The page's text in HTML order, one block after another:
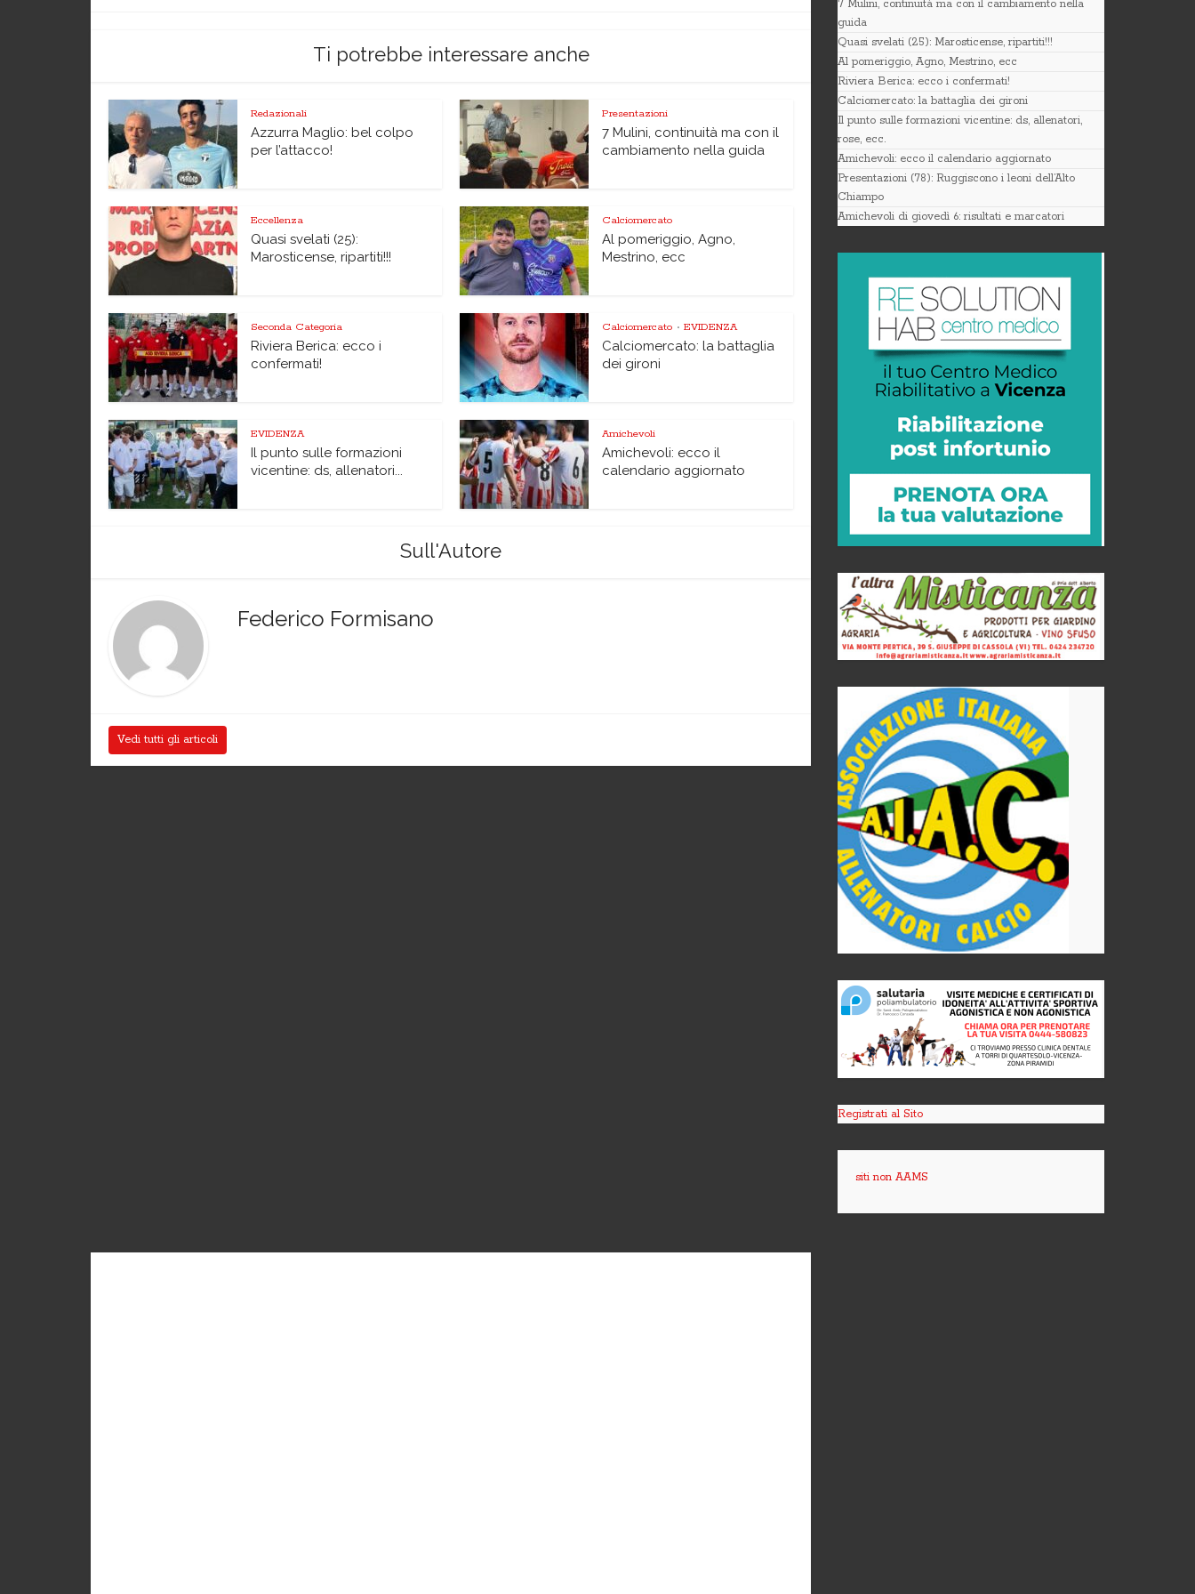
Ti potrebbe interessare anche
Redazionali
Azzurra Maglio: bel colpo
per l’attacco!
Presentazioni
7 Mulini, continuità ma con il
cambiamento nella guida
Eccellenza
Quasi svelati (25):
Marosticense, ripartiti!!!
Calciomercato
Al pomeriggio, Agno,
Mestrino, ecc
Seconda Categoria
Riviera Berica: ecco i
confermati!
Calciomercato • EVIDENZA
Calciomercato: la battaglia
dei gironi
EVIDENZA
Il punto sulle formazioni
vicentine: ds, allenatori...
Amichevoli
Amichevoli: ecco il
calendario aggiornato
Sull'Autore
Federico Formisano
Vedi tutti gli articoli
7 Mulini, continuità ma con il cambiamento nella
guida
Quasi svelati (25): Marosticense, ripartiti!!!
Al pomeriggio, Agno, Mestrino, ecc
Riviera Berica: ecco i confermati!
Calciomercato: la battaglia dei gironi
Il punto sulle formazioni vicentine: ds, allenatori,
rose, ecc.
Amichevoli: ecco il calendario aggiornato
Presentazioni (78): Ruggiscono i leoni dell’Alto
Chiampo
Amichevoli di giovedì 6: risultati e marcatori
Registrati al Sito
siti non AAMS